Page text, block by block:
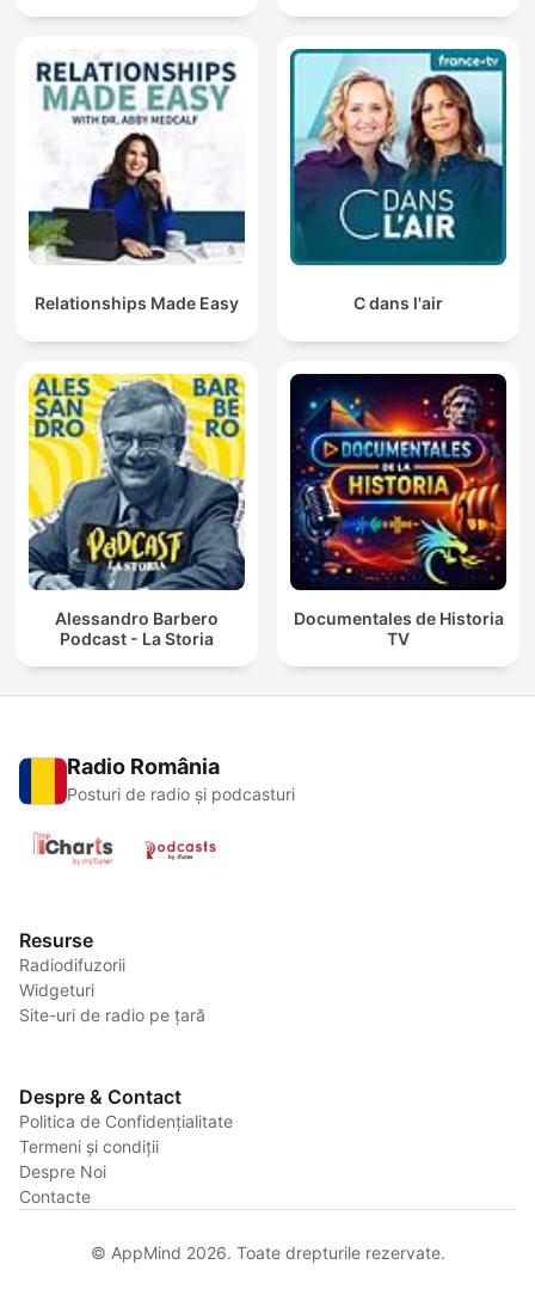
Relationships Made Easy C dans l'air
Alessandro Barbero
Podcast - La Storia
Documentales de Historia
TV
Radio România
Posturi de radio și podcasturi
Resurse
Radiodifuzorii
Widgeturi
Site-uri de radio pe țară
Despre & Contact
Politica de Confidențialitate
Termeni și condiții
Despre Noi
Contacte
© AppMind 2026. Toate drepturile rezervate.